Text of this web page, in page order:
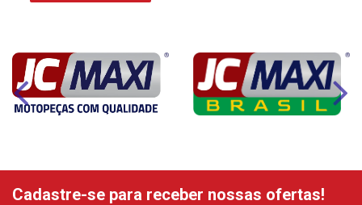
Cadastre-se para receber nossas ofertas!